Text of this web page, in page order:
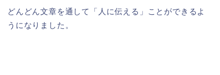
どんどん文章を通して「人に伝える」ことができるよ
うになりました。